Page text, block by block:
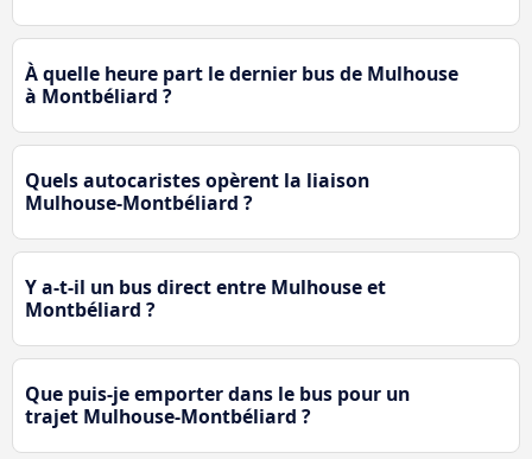
À quelle heure part le dernier bus de Mulhouse
à Montbéliard ?
Quels autocaristes opèrent la liaison
Mulhouse-Montbéliard ?
Y a-t-il un bus direct entre Mulhouse et
Montbéliard ?
Que puis-je emporter dans le bus pour un
trajet Mulhouse-Montbéliard ?